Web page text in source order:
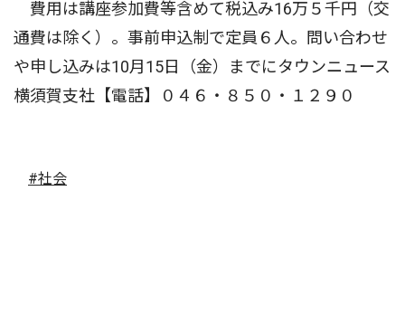
費用は講座参加費等含めて税込み16万５千円（交
通費は除く）。事前申込制で定員６人。問い合わせ
や申し込みは10月15日（金）までにタウンニュース
横須賀支社【電話】０４６・８５０・１２９０
#社会